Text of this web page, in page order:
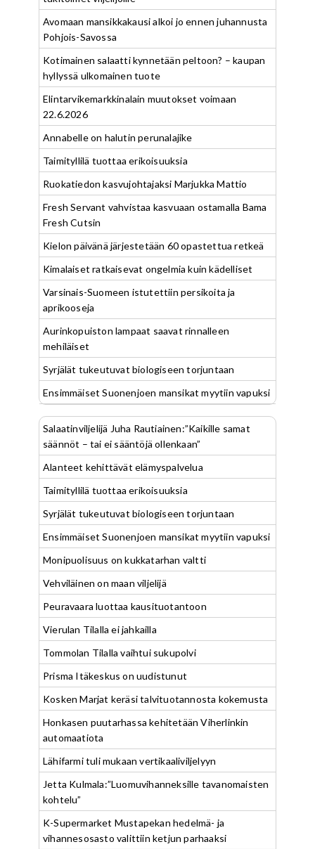
Avomaan mansikkakausi alkoi jo ennen juhannusta
Pohjois-Savossa
Kotimainen salaatti kynnetään peltoon? – kaupan
hyllyssä ulkomainen tuote
Elintarvikemarkkinalain muutokset voimaan
22.6.2026
Annabelle on halutin perunalajike
Taimityllilä tuottaa erikoisuuksia
Ruokatiedon kasvujohtajaksi Marjukka Mattio
Fresh Servant vahvistaa kasvuaan ostamalla Bama
Fresh Cutsin
Kielon päivänä järjestetään 60 opastettua retkeä
Kimalaiset ratkaisevat ongelmia kuin kädelliset
Varsinais-Suomeen istutettiin persikoita ja
aprikooseja
Aurinkopuiston lampaat saavat rinnalleen
mehiläiset
Syrjälät tukeutuvat biologiseen torjuntaan
Ensimmäiset Suonenjoen mansikat myytiin vapuksi
Salaatinviljelijä Juha Rautiainen:”Kaikille samat
säännöt – tai ei sääntöjä ollenkaan”
Alanteet kehittävät elämyspalvelua
Taimityllilä tuottaa erikoisuuksia
Syrjälät tukeutuvat biologiseen torjuntaan
Ensimmäiset Suonenjoen mansikat myytiin vapuksi
Monipuolisuus on kukkatarhan valtti
Vehviläinen on maan viljelijä
Peuravaara luottaa kausituotantoon
Vierulan Tilalla ei jahkailla
Tommolan Tilalla vaihtui sukupolvi
Prisma Itäkeskus on uudistunut
Kosken Marjat keräsi talvituotannosta kokemusta
Honkasen puutarhassa kehitetään Viherlinkin
automaatiota
Lähifarmi tuli mukaan vertikaaliviljelyyn
Jetta Kulmala:”Luomuvihanneksille tavanomaisten
kohtelu”
K-Supermarket Mustapekan hedelmä- ja
vihannesosasto valittiin ketjun parhaaksi